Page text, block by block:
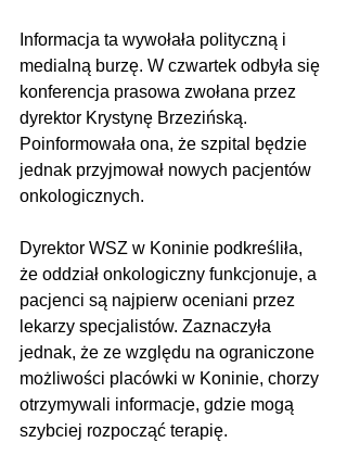
Informacja ta wywołała polityczną i
medialną burzę. W czwartek odbyła się
konferencja prasowa zwołana przez
dyrektor Krystynę Brzezińską.
Poinformowała ona, że szpital będzie
jednak przyjmował nowych pacjentów
onkologicznych.
Dyrektor WSZ w Koninie podkreśliła,
że oddział onkologiczny funkcjonuje, a
pacjenci są najpierw oceniani przez
lekarzy specjalistów. Zaznaczyła
jednak, że ze względu na ograniczone
możliwości placówki w Koninie, chorzy
otrzymywali informacje, gdzie mogą
szybciej rozpocząć terapię.